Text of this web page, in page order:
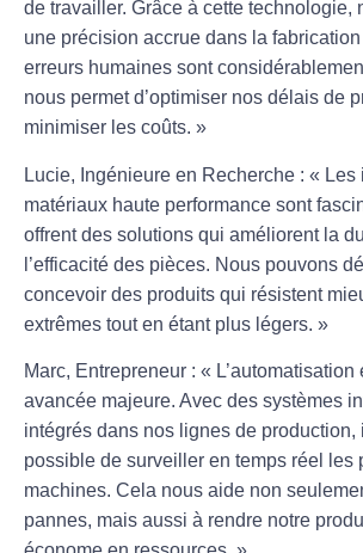
de travailler. Grâce à cette technologie,
une précision accrue dans la
erreurs humaines sont
nous permet d’optimiser nos délais de
minimiser les coûts. »
Lucie, Ingénieure en Recherche : « Les
matériaux haute performance sont
offrent des solutions qui améliorent la
l’efficacité des pièces. Nous pouvons
concevoir des produits qui résistent
extrêmes tout en étant plus légers. »
Marc, Entrepreneur : « L’automatisation
avancée majeure. Avec des systèmes
intégrés dans nos lignes de production,
possible de surveiller en temps réel les
machines. Cela nous aide non
pannes, mais aussi à rendre notre